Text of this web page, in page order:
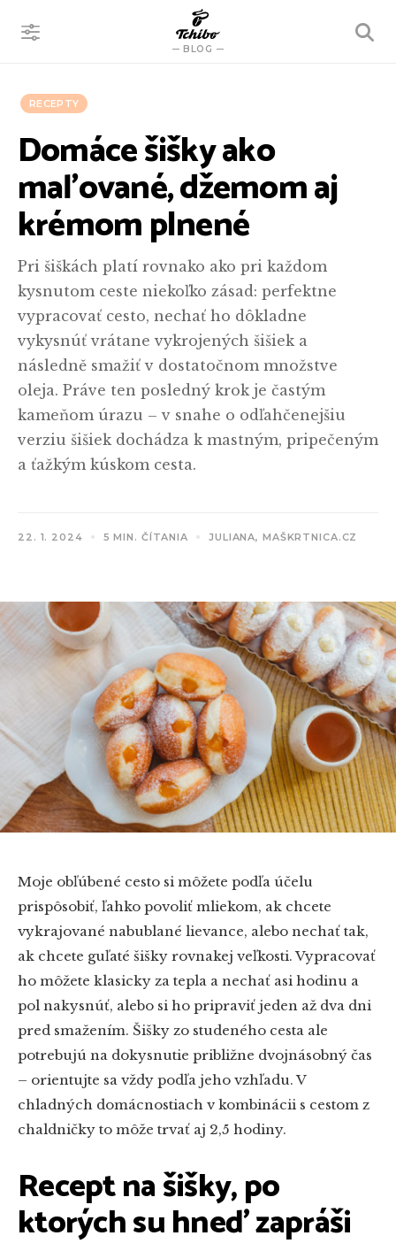
BLOG
VYHĽADÁVANIE
RECEPTY
Domáce šišky ako
maľované, džemom aj
krémom plnené
Pri šiškách platí rovnako ako pri každom
kysnutom ceste niekoľko zásad: perfektne
vypracovať cesto, nechať ho dôkladne
vykysnúť vrátane vykrojených šišiek a
následně smažiť v dostatočnom množstve
oleja. Práve ten posledný krok je častým
kameňom úrazu – v snahe o odľahčenejšiu
verziu šišiek dochádza k mastným, pripečeným
a ťažkým kúskom cesta.
22. 1. 2024 5 MIN. ČÍTANIA JULIANA, MAŠKRTNICA.CZ
Moje obľúbené cesto si môžete podľa účelu
prispôsobiť, ľahko povoliť mliekom, ak chcete
vykrajované nabublané lievance, alebo nechať tak,
ak chcete guľaté šišky rovnakej veľkosti. Vypracovať
ho môžete klasicky za tepla a nechať asi hodinu a
pol nakysnúť, alebo si ho pripraviť jeden až dva dni
pred smažením. Šišky zo studeného cesta ale
potrebujú na dokysnutie približne dvojnásobný čas
– orientujte sa vždy podľa jeho vzhľadu. V
chladných domácnostiach v kombinácii s cestom z
chaldničky to môže trvať aj 2,5 hodiny.
Recept na šišky, po
ktorých su hneď zapráši